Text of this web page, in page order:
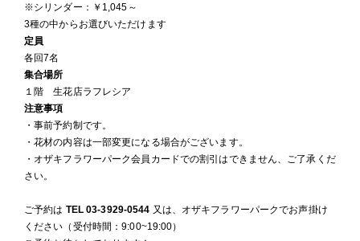
※シリンダー：￥1,045～
3種の中からお選びいただけます
定員
各回7名
集合場所
１階 生花店ラフレシア
注意事項
・事前予約制です。
・花材の内容は一部変更になる場合がございます。
・オザキフラワーパーク会員カードでの割引はできません、ご了承くだ
さい。
ご予約は TEL 03-3929-0544 又は、オザキフラワーパークでお声掛け
ください（受付時間：9:00~19:00）